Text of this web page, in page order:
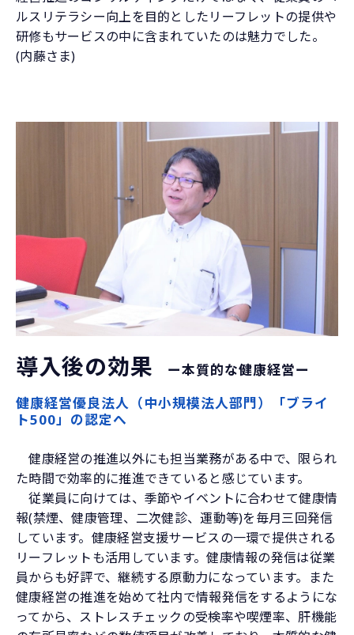
ルスリテラシー向上を目的としたリーフレットの提供や
研修もサービスの中に含まれていたのは魅力でした。
(内藤さま)
導入後の効果 ー本質的な健康経営ー
健康経営優良法人（中小規模法人部門）「ブライ
ト500」の認定へ
健康経営の推進以外にも担当業務がある中で、限られ
た時間で効率的に推進できていると感じています。
従業員に向けては、季節やイベントに合わせて健康情
報(禁煙、健康管理、二次健診、運動等)を毎月三回発信
しています。健康経営支援サービスの一環で提供される
リーフレットも活用しています。健康情報の発信は従業
員からも好評で、継続する原動力になっています。また
健康経営の推進を始めて社内で情報発信をするようにな
ってから、ストレスチェックの受検率や喫煙率、肝機能